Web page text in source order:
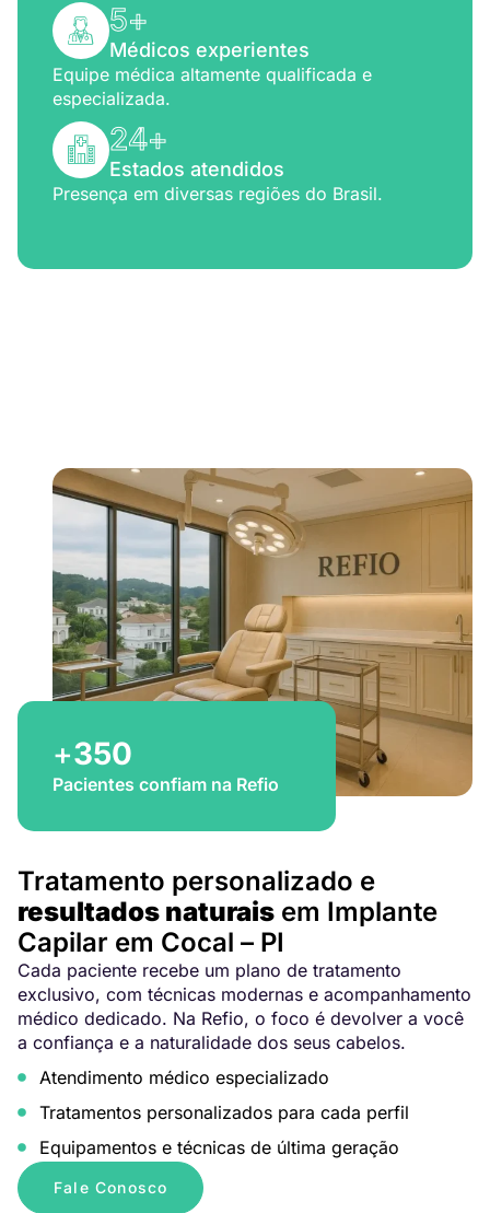
5+
Médicos experientes
Equipe médica altamente qualificada e
especializada.
24+
Estados atendidos
Presença em diversas regiões do Brasil.
+350
Pacientes confiam na Refio
Tratamento personalizado e
resultados naturais em Implante
Capilar em Cocal – PI
Cada paciente recebe um plano de tratamento
exclusivo, com técnicas modernas e acompanhamento
médico dedicado. Na Refio, o foco é devolver a você
a confiança e a naturalidade dos seus cabelos.
Atendimento médico especializado
Tratamentos personalizados para cada perfil
Equipamentos e técnicas de última geração
Fale Conosco